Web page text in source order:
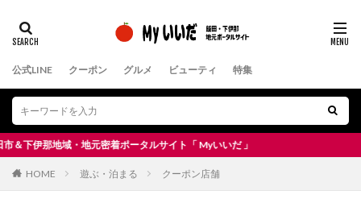
公式LINE クーポン グルメ ビューティ 特集
伊那地域・地元密着ポータルサイト「 Myいいだ 」
HOME 遊ぶ・泊まる クーポン店舗